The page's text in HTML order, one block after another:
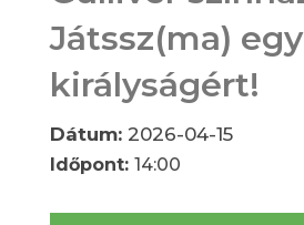
Játssz(ma) egy
királyságért!
Dátum: 2026-04-15
Időpont: 14:00